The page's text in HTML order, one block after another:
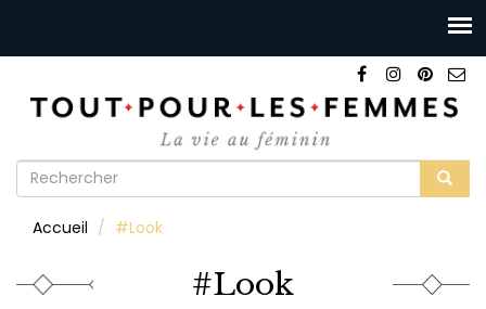
Formulaire
recherche
Accueil #Look
#Look